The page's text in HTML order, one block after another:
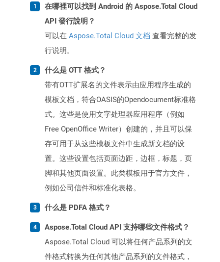
在哪裡可以找到 Android 的 Aspose.Total Cloud
API 發行說明？
可以在 Aspose.Total Cloud 文档 查看完整的发
行说明。
什么是 OTT 格式？
带有OTT扩展名的文件表示由应用程序生成的
模板文档，符合OASIS的Opendocument标准格
式。这些是使用文字处理器应用程序（例如
Free OpenOffice Writer）创建的，并且可以保
存可用于从这些模板文件中生成新文档的设
置。这些设置包括页面边距，边框，标题，页
脚和其他页面设置。此类模板用于官方文件，
例如公司信件和标准化表格。
什么是 PDFA 格式？
Aspose.Total Cloud API 支持哪些文件格式？
Aspose.Total Cloud 可以将任何产品系列的文
件格式转换为任何其他产品系列的文件格式，